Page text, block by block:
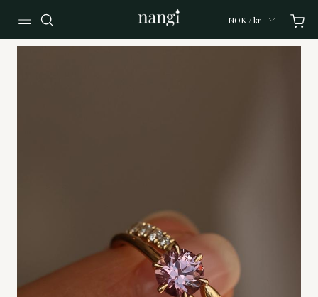
NOK / kr